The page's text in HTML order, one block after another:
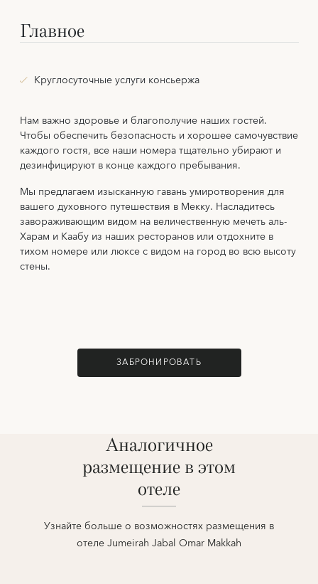
Главное
Круглосуточные услуги консьержа
Нам важно здоровье и благополучие наших гостей.
Чтобы обеспечить безопасность и хорошее самочувствие
каждого гостя, все наши номера тщательно убирают и
дезинфицируют в конце каждого пребывания.
Мы предлагаем изысканную гавань умиротворения для
вашего духовного путешествия в Мекку. Насладитесь
завораживающим видом на величественную мечеть аль-
Харам и Каабу из наших ресторанов или отдохните в
тихом номере или люксе с видом на город во всю высоту
стены.
ЗАБРОНИРОВАТЬ
Аналогичное
размещение в этом
отеле
Узнайте больше о возможностях размещения в
отеле Jumeirah Jabal Omar Makkah